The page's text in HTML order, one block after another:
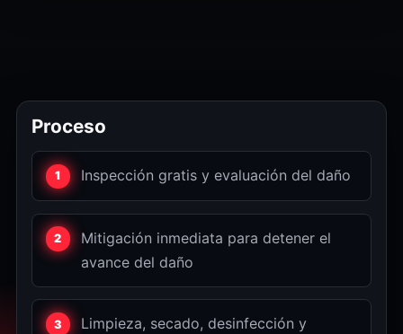
Proceso
Inspección gratis y evaluación del daño
Mitigación inmediata para detener el
avance del daño
Limpieza, secado, desinfección y